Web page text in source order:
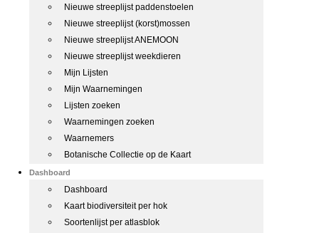
Nieuwe streeplijst paddenstoelen
Nieuwe streeplijst (korst)mossen
Nieuwe streeplijst ANEMOON
Nieuwe streeplijst weekdieren
Mijn Lijsten
Mijn Waarnemingen
Lijsten zoeken
Waarnemingen zoeken
Waarnemers
Botanische Collectie op de Kaart
Dashboard
Dashboard
Kaart biodiversiteit per hok
Soortenlijst per atlasblok